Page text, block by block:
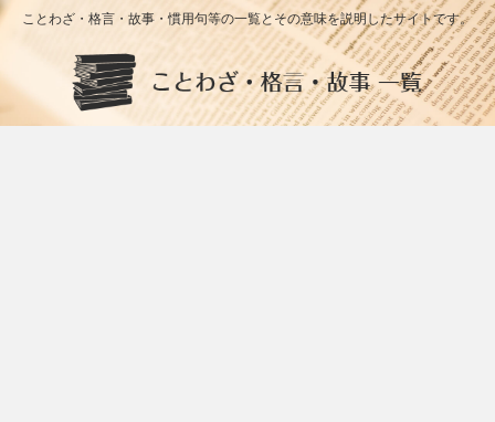
ことわざ・格言・故事・慣用句等の一覧とその意味を説明したサイトです。